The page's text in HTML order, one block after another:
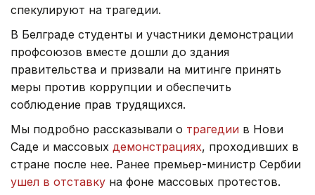
спекулируют на трагедии.
В Белграде студенты и участники демонстрации
профсоюзов вместе дошли до здания
правительства и призвали на митинге принять
меры против коррупции и обеспечить
соблюдение прав трудящихся.
Мы подробно рассказывали о трагедии в Нови
Саде и массовых демонстрациях, проходивших в
стране после нее. Ранее премьер-министр Сербии
ушел в отставку на фоне массовых протестов.